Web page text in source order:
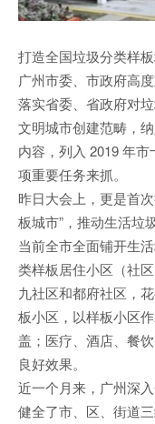
打造全国垃圾分类样
广州市委、市政府高
落实省委、省政府对
文明城市创建范畴，
内容，列入 2019 年
项重要任务来抓。
昨日大会上，更是首
板城市”，推动生活垃
当前全市全面铺开生
类样板居住小区（社
九社区和都府社区，
板小区，以样板小区
盖；医疗、酒店、餐
良好效果。
近一个月来，广州深
健全了市、区、街道